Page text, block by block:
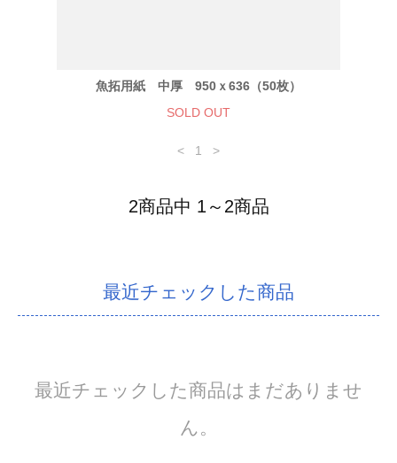
魚拓用紙 中厚 950ｘ636（50枚）
SOLD OUT
< 1 >
2商品中 1～2商品
最近チェックした商品
最近チェックした商品はまだありませ
ん。